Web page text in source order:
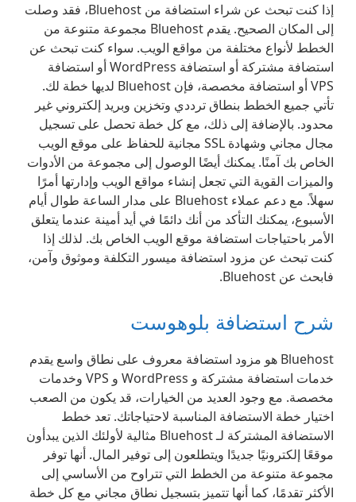
إذا كنت تبحث عن شراء استضافة من Bluehost، فقد وصلت
إلى المكان الصحيح. يقدم Bluehost مجموعة متنوعة من
الخطط لأنواع مختلفة من مواقع الويب. سواء كنت تبحث عن
استضافة مشتركة أو استضافة WordPress أو استضافة
VPS أو استضافة مخصصة، فإن Bluehost لديها خطة لك.
تأتي جميع الخطط بنطاق ترددي وتخزين وبريد إلكتروني غير
محدود. بالإضافة إلى ذلك، مع كل خطة تحصل على تسجيل
مجال مجاني وشهادة SSL مجانية للحفاظ على موقع الويب
الخاص بك آمنًا. يمكنك أيضًا الوصول إلى مجموعة من الأدوات
والميزات القوية التي تجعل إنشاء مواقع الويب وإدارتها أمرًا
سهلاً. مع دعم عملاء Bluehost على مدار الساعة طوال أيام
الأسبوع، يمكنك التأكد من أنك دائمًا في أيد أمينة عندما يتعلق
الأمر باحتياجات استضافة موقع الويب الخاص بك. لذلك إذا
كنت تبحث عن مزود استضافة ميسور التكلفة وموثوق وآمن،
فابحث عن Bluehost.
شرح استضافة بلوهوست
Bluehost هو مزود استضافة معروف على نطاق واسع يقدم
خدمات استضافة مشتركة و WordPress و VPS وخدمات
مخصصة. مع وجود العديد من الخيارات، قد يكون من الصعب
اختيار خطة الاستضافة المناسبة لاحتياجاتك. تعد خطط
الاستضافة المشتركة لـ Bluehost مثالية لأولئك الذين يبدأون
موقعًا إلكترونيًا جديدًا ويتطلعون إلى توفير المال. أنها توفر
مجموعة متنوعة من الخطط التي تتراوح من الأساسي إلى
الأكثر تقدمًا، كما أنها تتميز بتسجيل نطاق مجاني مع كل خطة